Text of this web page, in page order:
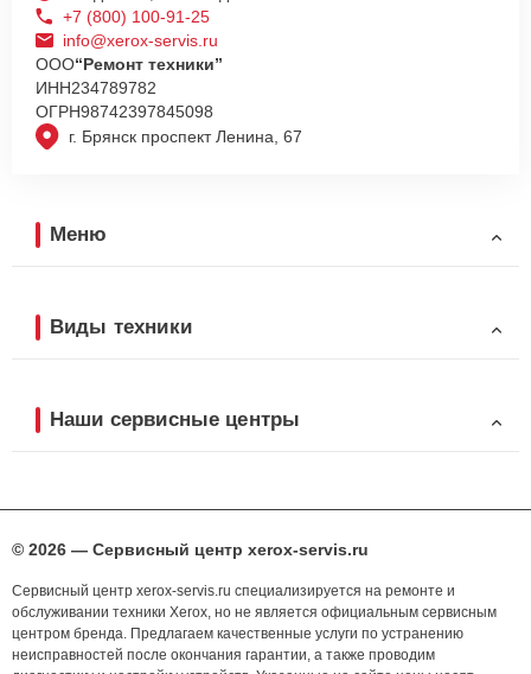
г. Брянск проспект Ленина, 67
+7 (800) 100-91-25
info@xerox-servis.ru
ООО“Ремонт техники”
ИНН234789782
ОГРН98742397845098
Меню
Виды техники
Наши сервисные центры
© 2026 — Сервисный центр xerox-servis.ru
Сервисный центр xerox-servis.ru специализируется на ремонте и
обслуживании техники Xerox, но не является официальным сервисным
центром бренда. Предлагаем качественные услуги по устранению
неисправностей после окончания гарантии, а также проводим